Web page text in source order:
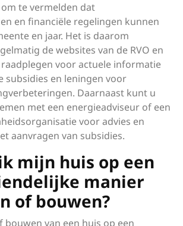
te vermelden dat
en financiële regelingen kunnen
en jaar. Het is daarom
de websites van de RVO en
voor actuele informatie
subsidies en leningen voor
Daarnaast kunt u
met een energieadviseur of een
voor advies en
aanvragen van subsidies.
mijn huis op een
manier
of bouwen?
bouwen van een huis op een